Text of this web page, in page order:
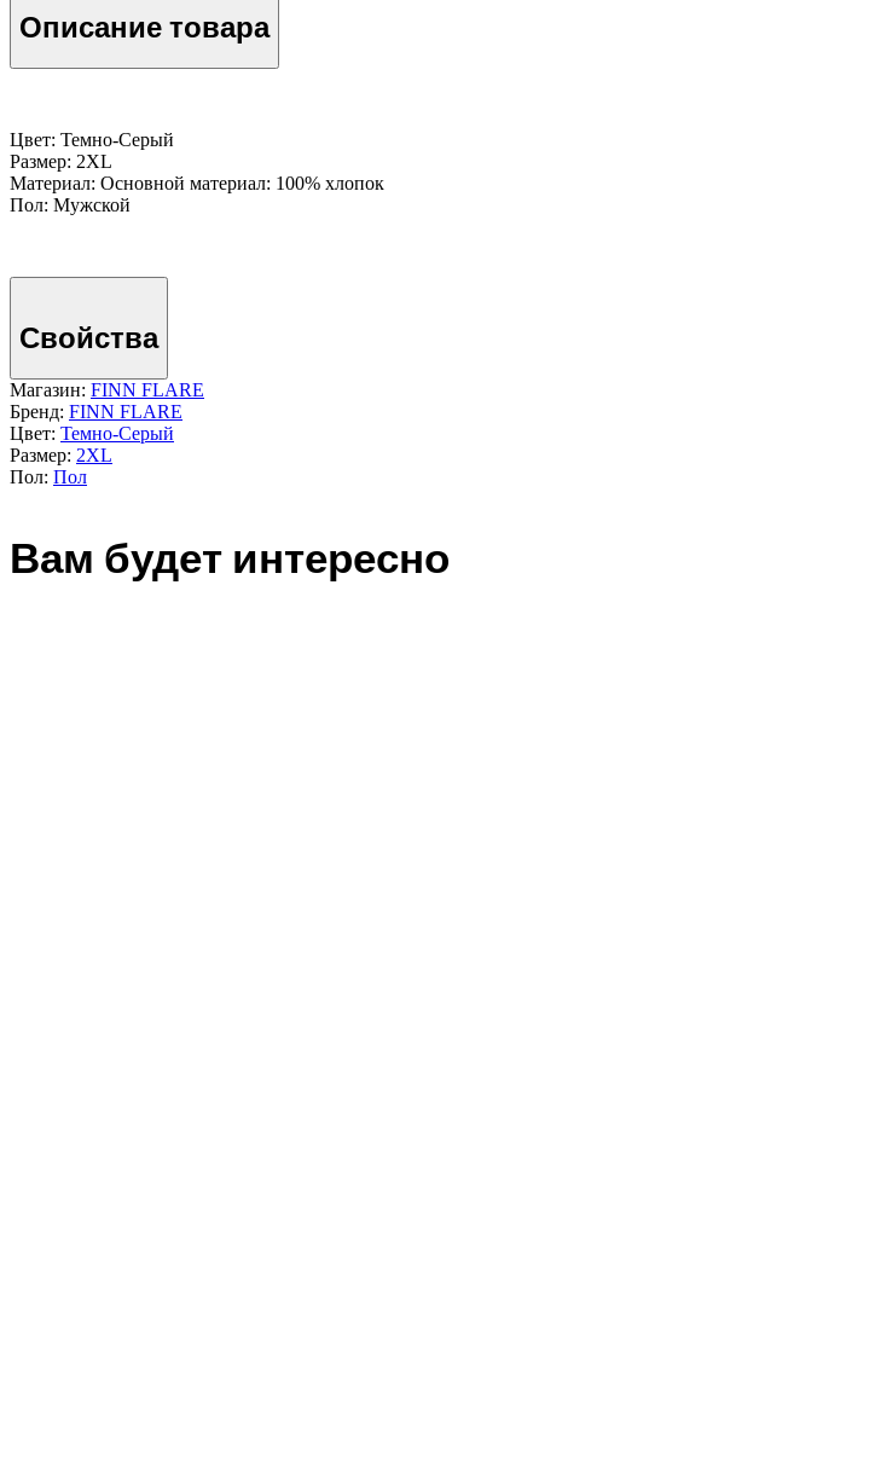
Описание товара
Цвет: Темно-Серый
Размер: 2XL
Материал: Основной материал: 100% хлопок
Пол: Мужской
Свойства
Магазин: FINN FLARE
Бренд: FINN FLARE
Цвет: Темно-Серый
Размер: 2XL
Пол: Пол
Вам будет интересно